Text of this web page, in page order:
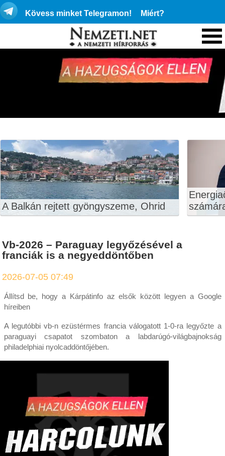
Kövess minket Telegramon! Miért?
A Balkán rejtett gyöngyszeme, Ohrid
Vb-2026 – Paraguay legyőzésével a
franciák is a negyeddöntőben
2026-07-05 07:49
Állítsd be, hogy a Kárpátinfo az elsők között legyen a Google
híreiben
A legutóbbi vb-n ezüstérmes francia válogatott 1-0-ra legyőzte a
paraguayi csapatot szombaton a labdarúgó-világbajnokság
philadelphiai nyolcaddöntőjében.